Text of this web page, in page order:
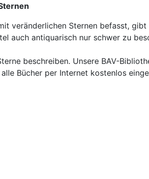
veränderlichen Sternen befasst,
auch antiquarisch nur schwer zu
beschreiben. Unsere BAV-
Bücher per Internet kostenlos